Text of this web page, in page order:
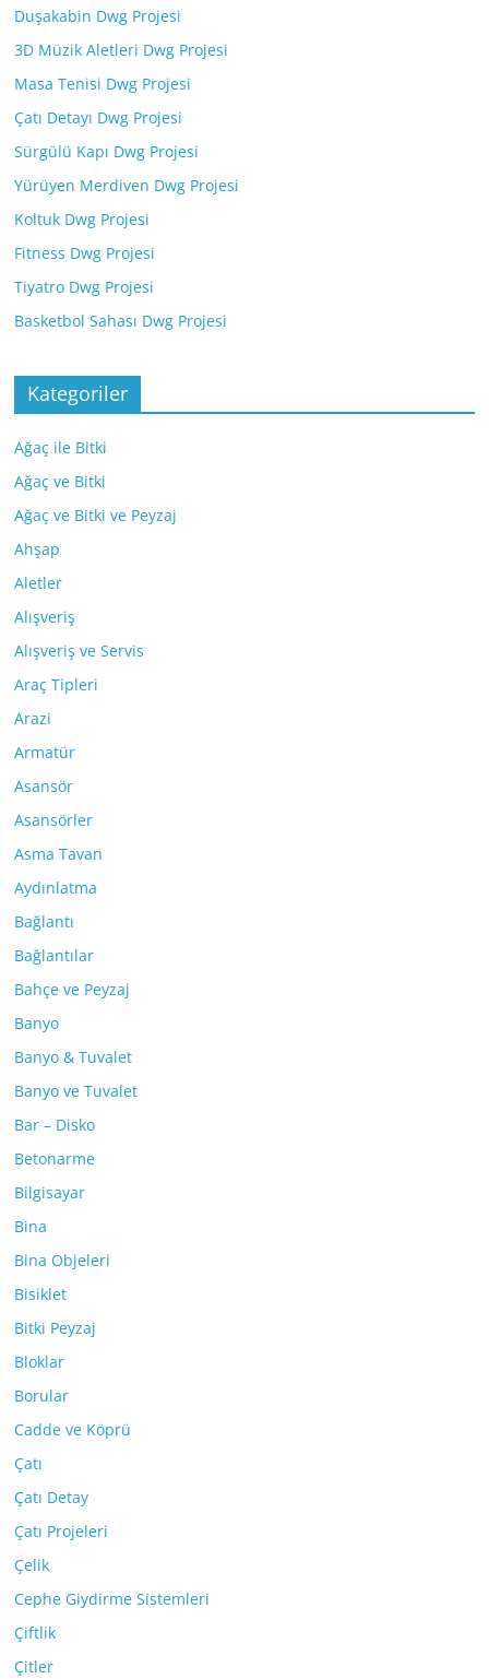
Duşakabin Dwg Projesi
3D Müzik Aletleri Dwg Projesi
Masa Tenisi Dwg Projesi
Çatı Detayı Dwg Projesi
Sürgülü Kapı Dwg Projesi
Yürüyen Merdiven Dwg Projesi
Koltuk Dwg Projesi
Fitness Dwg Projesi
Tiyatro Dwg Projesi
Basketbol Sahası Dwg Projesi
Kategoriler
Ağaç ile Bitki
Ağaç ve Bitki
Ağaç ve Bitki ve Peyzaj
Ahşap
Aletler
Alışveriş
Alışveriş ve Servis
Araç Tipleri
Arazi
Armatür
Asansör
Asansörler
Asma Tavan
Aydınlatma
Bağlantı
Bağlantılar
Bahçe ve Peyzaj
Banyo
Banyo & Tuvalet
Banyo ve Tuvalet
Bar – Disko
Betonarme
Bilgisayar
Bina
Bina Objeleri
Bisiklet
Bitki Peyzaj
Bloklar
Borular
Cadde ve Köprü
Çatı
Çatı Detay
Çatı Projeleri
Çelik
Cephe Giydirme Sistemleri
Çiftlik
Çitler